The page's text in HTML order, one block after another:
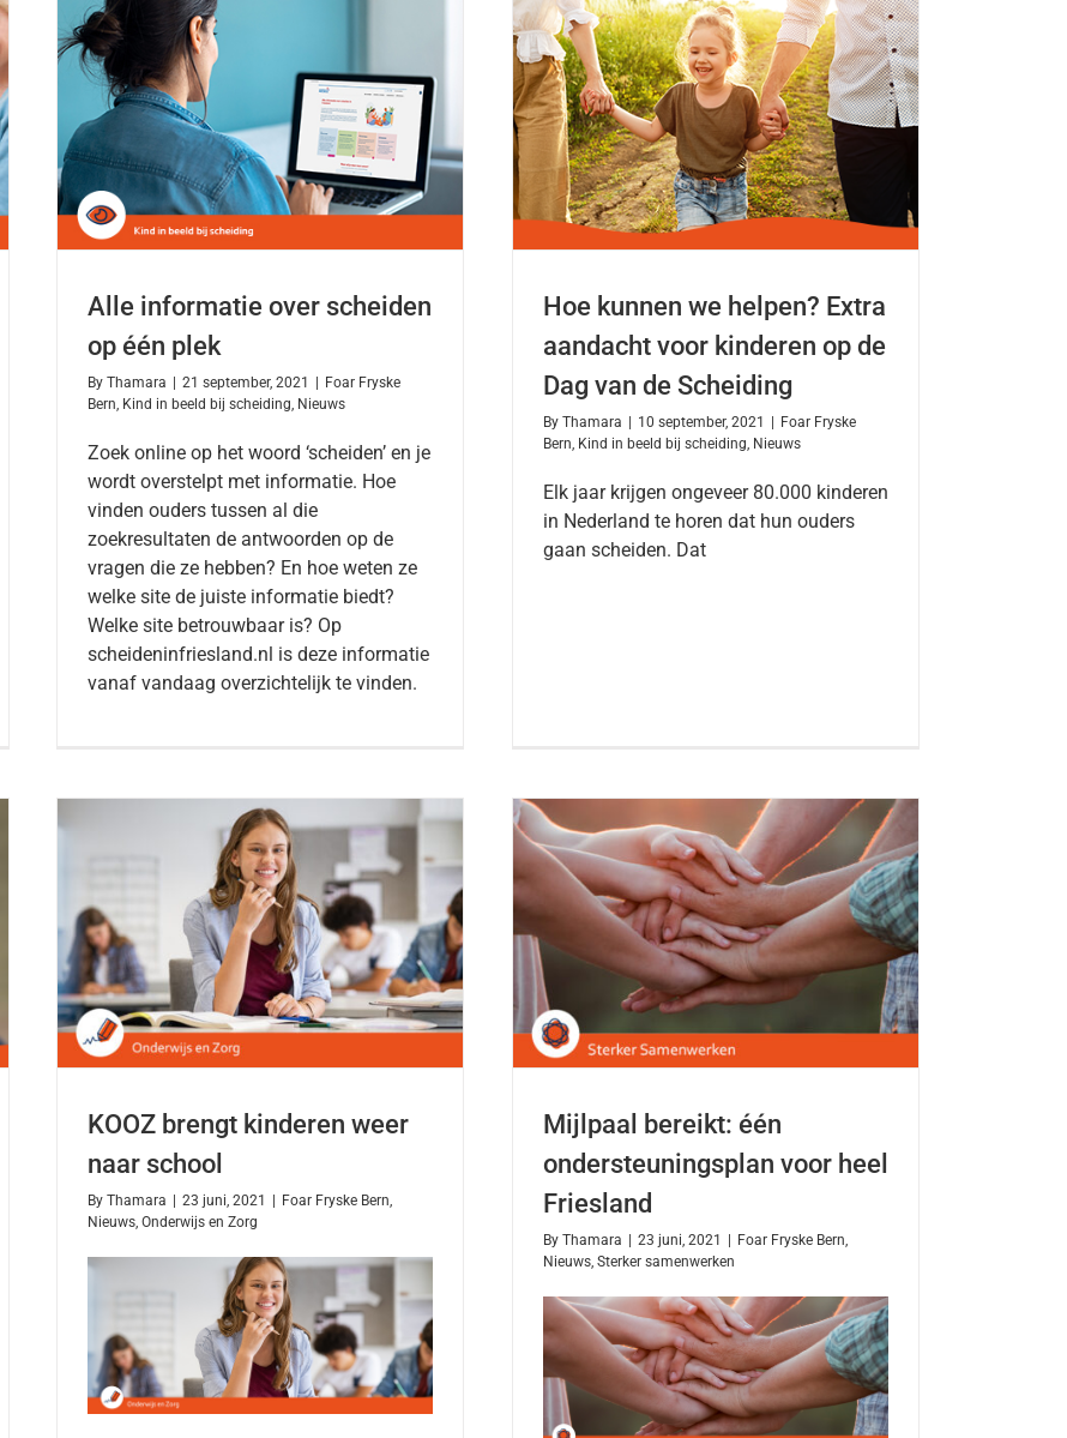
Alle informatie over scheiden
op één plek
By Thamara 21 september, 2021
Foar Fryske
Bern, Kind in beeld bij scheiding, Nieuws
Zoek online op het woord ‘scheiden’ en je
wordt overstelpt met informatie. Hoe
vinden ouders tussen al die
zoekresultaten de antwoorden op de
vragen die ze hebben? En hoe weten ze
welke site de juiste informatie biedt?
Welke site betrouwbaar is? Op
scheideninfriesland.nl is deze informatie
vanaf vandaag overzichtelijk te vinden.
Hoe kunnen we helpen? Extra
aandacht voor kinderen op de
Dag van de Scheiding
By Thamara 10 september, 2021
Foar Fryske
Bern, Kind in beeld bij scheiding, Nieuws
Elk jaar krijgen ongeveer 80.000 kinderen
in Nederland te horen dat hun ouders
gaan scheiden. Dat
KOOZ brengt kinderen weer
naar school
By Thamara 23 juni, 2021 Foar Fryske Bern,
Nieuws, Onderwijs en Zorg
Mijlpaal bereikt: één
ondersteuningsplan voor heel
Friesland
By Thamara 23 juni, 2021 Foar Fryske Bern,
Nieuws, Sterker samenwerken